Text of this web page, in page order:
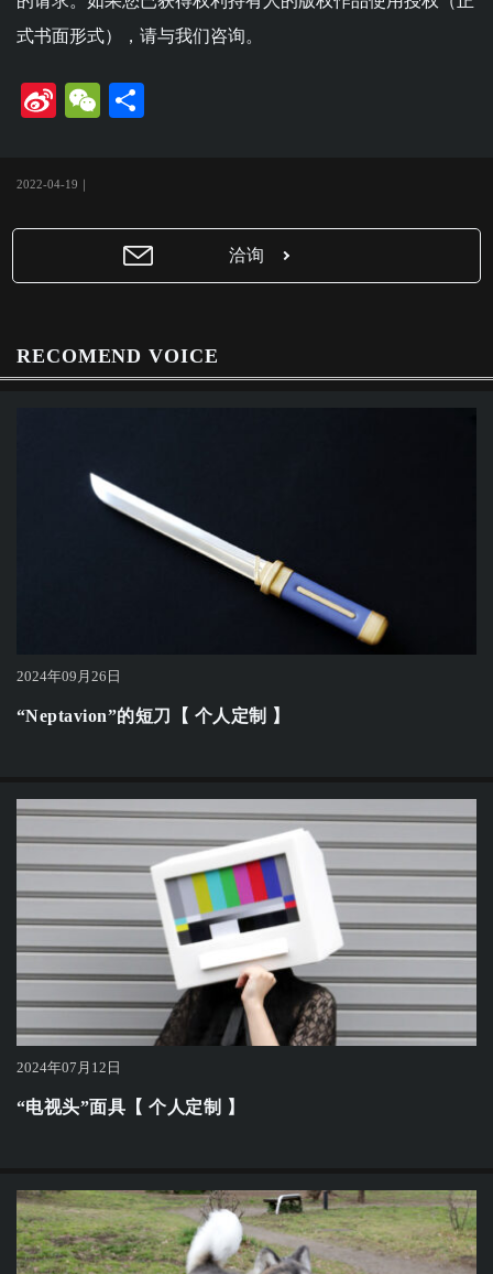
式书面形式），请与我们咨询。
Si
W
bo
W
t
2022-04-19｜
洽询
RECOMEND VOICE
2024年09月26日
“Neptavion”的短刀【 个人定制 】
2024年07月12日
“电视头”面具【 个人定制 】